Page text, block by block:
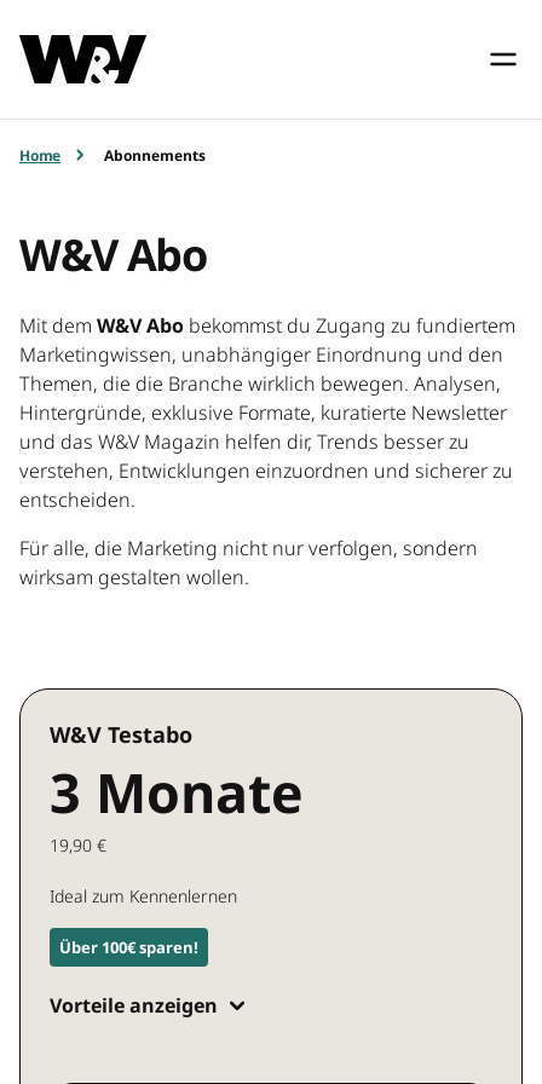
Home Abonnements
W&V Abo
Mit dem W&V Abo bekommst du Zugang zu fundiertem
Marketingwissen, unabhängiger Einordnung und den
Themen, die die Branche wirklich bewegen. Analysen,
Hintergründe, exklusive Formate, kuratierte Newsletter
und das W&V Magazin helfen dir, Trends besser zu
verstehen, Entwicklungen einzuordnen und sicherer zu
entscheiden.
Für alle, die Marketing nicht nur verfolgen, sondern
wirksam gestalten wollen.
W&V Testabo
3 Monate
19,90 €
Ideal zum Kennenlernen
Über 100€ sparen!
Vorteile anzeigen